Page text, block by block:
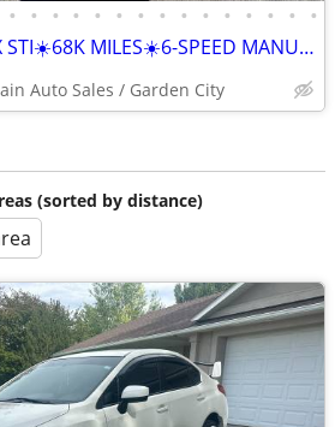
• • • • • • • • • • • • • • •
☀️2017 SUBARU WRX STI☀️68K MILES☀️6-SPEED MANUAL☀️SPORTY☀️
Auto Sales / Garden City
(sorted by distance)